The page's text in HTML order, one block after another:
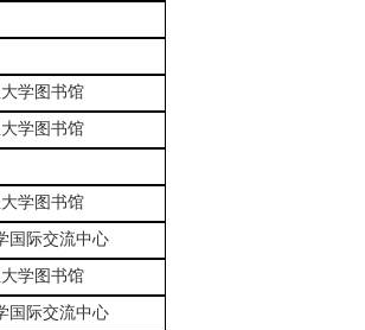
学图书馆
学图书馆
学图书馆
国际交流中心
学图书馆
国际交流中心